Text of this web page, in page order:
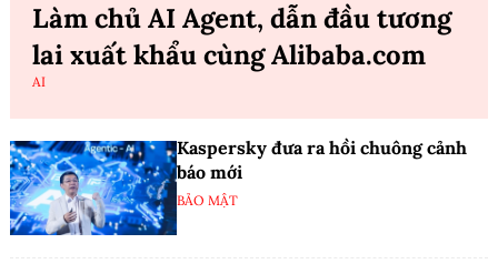
Làm chủ AI Agent, dẫn đầu tương
lai xuất khẩu cùng Alibaba.com
AI
Kaspersky đưa ra hồi chuông cảnh
báo mới
BẢO MẬT